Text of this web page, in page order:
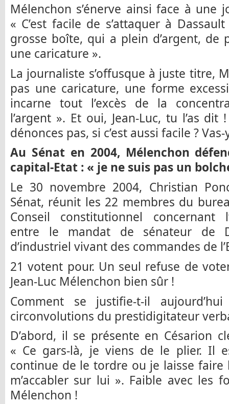
Mélenchon s’énerve ainsi face à une
« C’est facile de s’attaquer à
grosse boîte, qui a plein d’argent, de
une caricature ».
La journaliste s’offusque à juste titre,
pas une caricature, une forme
incarne tout l’excès de la
l’argent ». Et oui, Jean-Luc, tu l’as
dénonces pas, si c’est aussi facile ? Vas-
Au Sénat en 2004, Mélenchon
capital-Etat : « je ne suis pas un
Le 30 novembre 2004, Christian
Sénat, réunit les 22 membres du
Conseil constitutionnel concernant
entre le mandat de sénateur de
d’industriel vivant des commandes de
21 votent pour. Un seul refuse de
Jean-Luc Mélenchon bien sûr !
Comment se justifie-t-il
circonvolutions du prestidigitateur
D’abord, il se présente en Césarion
« Ce gars-là, je viens de le plier. Il
continue de le tordre ou je laisse faire
m’accabler sur lui ». Faible avec les
Mélenchon !